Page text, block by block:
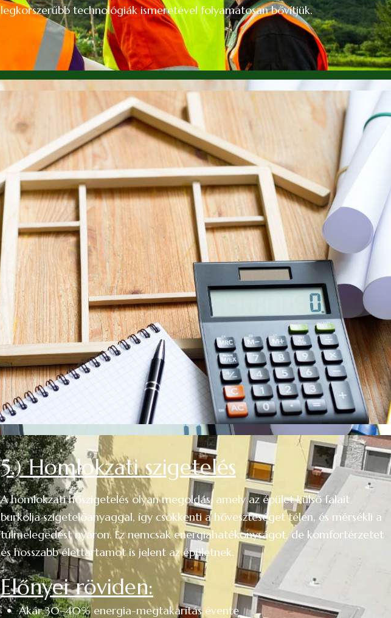
legkorszerűbb technológiák ismeretével folyamatosan bővítjük.
5.) Homlokzati szigetelés
A homlokzati hőszigetelésolyan megoldás, amely az épület külső falait
burkolja szigetelőanyaggal, így csökkenti a hőveszteséget télen, és mérsékli a
túlmelegedést nyáron. Ez nemcsak energiahatékonyságot, de komfortérzetet
és hosszabb élettartamot is jelent az épületnek.
Előnyei röviden:
Akár 30–40% energia-megtakarítás évente